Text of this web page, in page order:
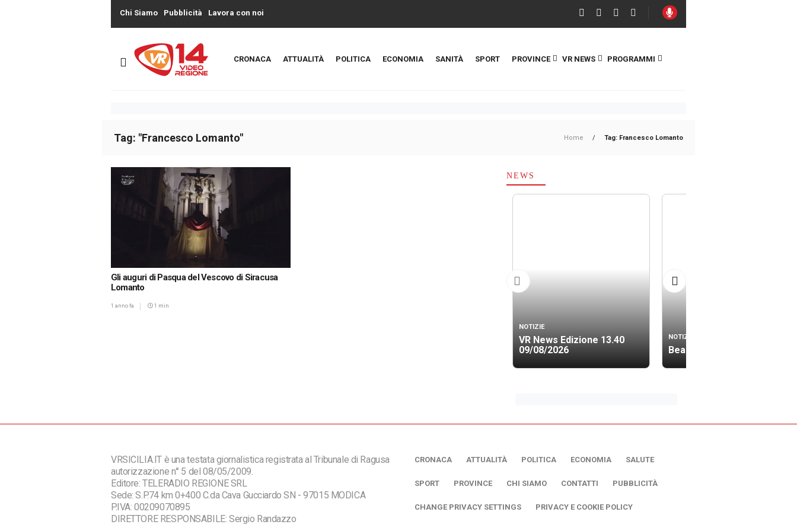
Chi Siamo Pubblicità Lavora con noi
CRONACA ATTUALITÀ POLITICA ECONOMIA SANITÀ SPORT PROVINCE VR NEWS PROGRAMMI
Tag: "Francesco Lomanto" Home / Tag: Francesco Lomanto
Gli auguri di Pasqua del Vescovo di Siracusa
Lomanto
1 anno fa 1 min
NEWS
NOTIZIE
VR News Edizione 13.40
09/08/2026
NOTIZIE
Beach soccer, oggi le finali
VRSICILIA.IT è una testata giornalistica registrata al Tribunale di Ragusa
autorizzazione n° 5 del 08/05/2009.
Editore: TELERADIO REGIONE SRL
Sede: S.P.74 km 0+400 C.da Cava Gucciardo SN - 97015 MODICA
P.IVA: 00209070895
DIRETTORE RESPONSABILE: Sergio Randazzo
CRONACA ATTUALITÀ POLITICA ECONOMIA SALUTE
SPORT PROVINCE CHI SIAMO CONTATTI PUBBLICITÀ
CHANGE PRIVACY SETTINGS PRIVACY E COOKIE POLICY